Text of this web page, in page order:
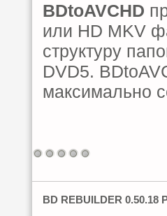
BDtoAVCHD
или HD MKV
структуру
DVD5.
максимально
BD REBUILDER 0.50.18